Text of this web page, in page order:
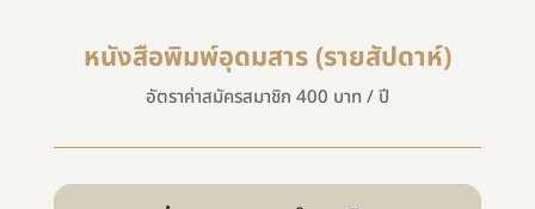
หนังสือพิมพ์อุดมสาร (รายสัปดาห์)
อัตราค่าสมัครสมาชิก 400 บาท / ปี